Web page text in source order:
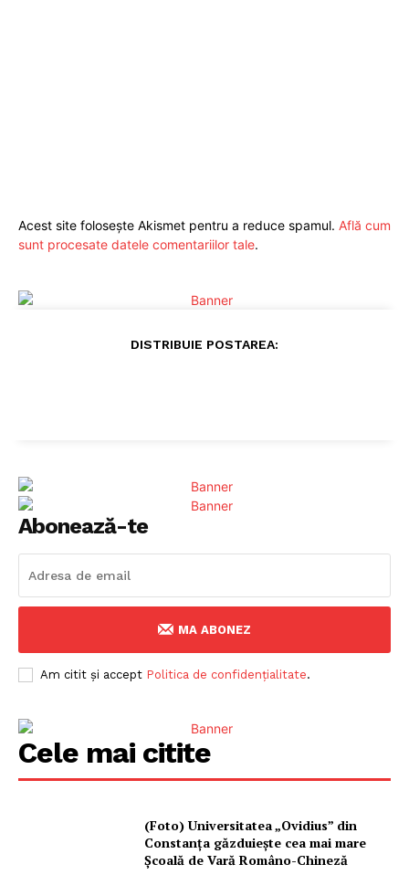
Acest site folosește Akismet pentru a reduce spamul. Află cum
sunt procesate datele comentariilor tale.
DISTRIBUIE POSTAREA:
Abonează-te
MA ABONEZ
Am citit și accept Politica de confidențialitate.
Cele mai citite
(Foto) Universitatea „Ovidius” din
Constanța găzduiește cea mai mare
Școală de Vară Româno-Chineză